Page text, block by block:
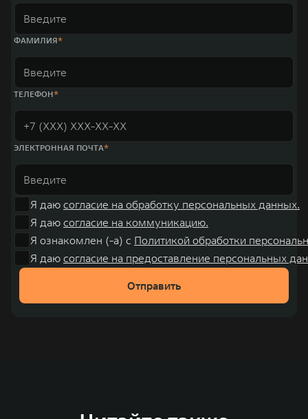
ФАМИЛИЯ
ТЕЛЕФОН
ЭЛЕКТРОННАЯ ПОЧТА
Я даю согласие на обработку персональных данных.
Я даю согласие на коммуникацию.
Я ознакомлен (-а) с Политикой обработки
Я даю согласие на предоставление персональных
Отправить